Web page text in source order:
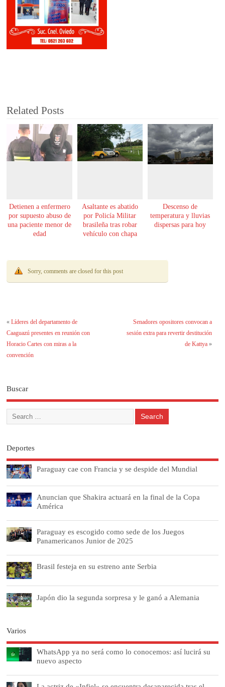
Related Posts
Detienen a enfermero
por supuesto abuso de
una paciente menor de
edad
Asaltante es abatido
por Policía Militar
brasileña tras robar
vehículo con chapa
Descenso de
temperatura y lluvias
dispersas para hoy
Sorry, comments are closed for this post
«Líderes del departamento de
Caaguazú presentes en reunión con
Horacio Cartes con miras a la
convención
Senadores opositores convocan a
sesión extra para revertir destitución
de Kattya»
Buscar
Deportes
Paraguay cae con Francia y se despide del Mundial
Anuncian que Shakira actuará en la final de la Copa
América
Paraguay es escogido como sede de los Juegos
Panamericanos Junior de 2025
Brasil festeja en su estreno ante Serbia
Japón dio la segunda sorpresa y le ganó a Alemania
Varios
WhatsApp ya no será como lo conocemos: así lucirá su
nuevo aspecto